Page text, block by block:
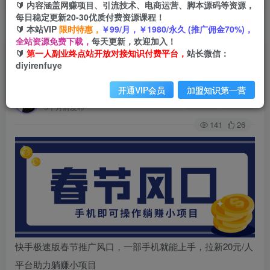
首页 创业课程 会员免费 正文
快手极速版春节推广风口，一部手机就能上手，拉
新20元/人平台助力躺赚小项目
第一人副业终点站
5个月前发布
关注 私信
141 26
快手极速版春节推广风口，一部手机就能上手，拉新20元/人
平台助力躺赚小项目
🔰 内容涵盖网赚项目、引流技术、电商运营、脚本源码等资源，
每日稳定更新20-30优质付费资源课程！
🔰 本站VIP 限时特惠， ￥99/月，￥1980/永久 (推广佣金70%)，
全站资源免费下载， 每天更新，欢迎加入！
🔰 第一人副业终点站开放对接知识付费平台， 站长微信：
diyirenfuye
开通VIP会员 加盟知识第一营